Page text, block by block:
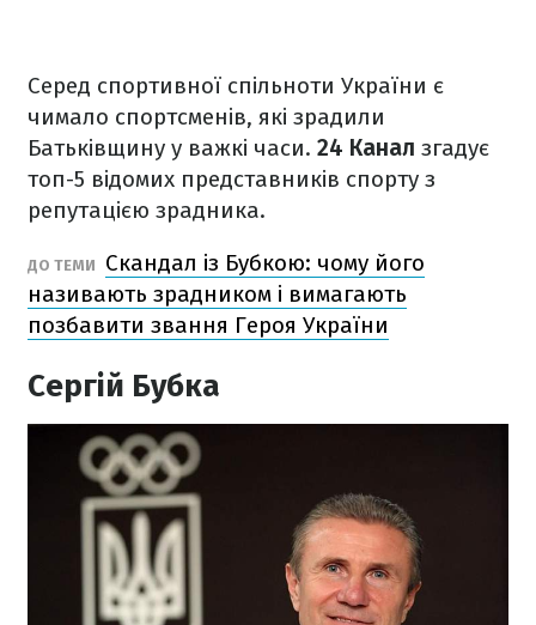
Серед спортивної спільноти України є
чимало спортсменів, які зрадили
Батьківщину у важкі часи. 24 Канал згадує
топ-5 відомих представників спорту з
репутацією зрадника.
ДО ТЕМИ
Скандал із Бубкою: чому його
називають зрадником і вимагають
позбавити звання Героя України
Сергій Бубка